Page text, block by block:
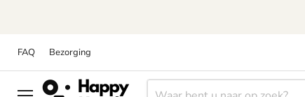
FAQ Bezorging